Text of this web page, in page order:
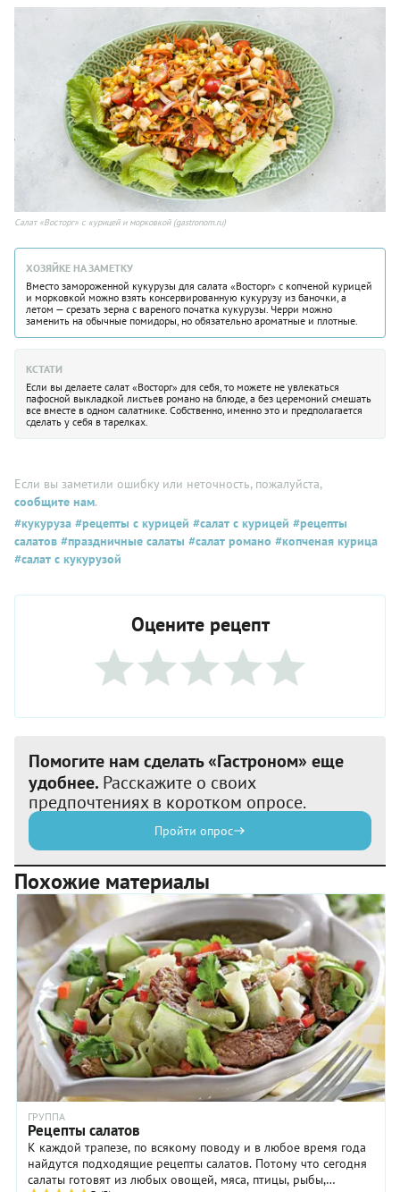
Салат «Восторг» с курицей и морковкой (gastronom.ru)
ХОЗЯЙКЕ НА ЗАМЕТКУ
Вместо замороженной кукурузы для салата «Восторг» с копченой курицей
и морковкой можно взять консервированную кукурузу из баночки, а
летом — срезать зерна с вареного початка кукурузы. Черри можно
заменить на обычные помидоры, но обязательно ароматные и плотные.
КСТАТИ
Если вы делаете салат «Восторг» для себя, то можете не увлекаться
пафосной выкладкой листьев романо на блюде, а без церемоний смешать
все вместе в одном салатнике. Собственно, именно это и предполагается
сделать у себя в тарелках.
Если вы заметили ошибку или неточность, пожалуйста,
сообщите нам.
#кукуруза #рецепты с курицей #салат с курицей #рецепты
салатов #праздничные салаты #салат романо #копченая курица
#салат с кукурузой
Оцените рецепт
Помогите нам сделать «Гастроном» еще
удобнее. Расскажите о своих
предпочтениях в коротком опросе.
Пройти опрос
Похожие материалы
ГРУППА
Рецепты салатов
К каждой трапезе, по всякому поводу и в любое время года
найдутся подходящие рецепты салатов. Потому что сегодня
салаты готовят из любых овощей, мяса, птицы, рыбы,